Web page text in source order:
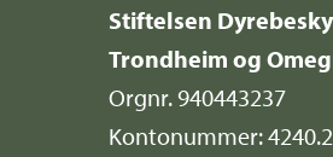
Stiftelsen
Trondheim og
Orgnr. 940443237
Kontonummer: